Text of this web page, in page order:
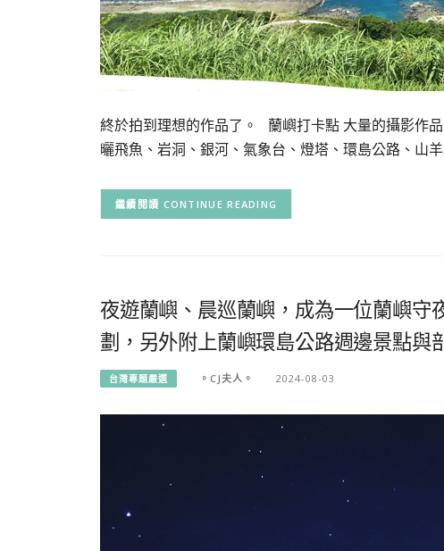
終於拍到理想的作品了。 蘭嶼打卡點 大量的攝影作
曬飛魚、岩洞、銀河、氣象台、燈塔、環島公路、山
CONTINUE READING
夜遊蘭嶼、晨巡蘭嶼，成為一位蘭嶼守
劃，另外附上蘭嶼環島公路週邊景點與
台灣專題嚴選 。CJ夫人。 2024-08-03